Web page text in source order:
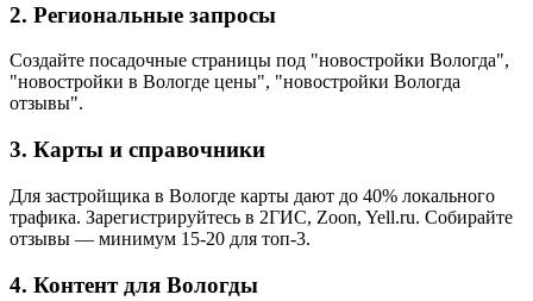
2. Региональные запросы
Создайте посадочные страницы под "новостройки Вологда",
"новостройки в Вологде цены", "новостройки Вологда
отзывы".
3. Карты и справочники
Для застройщика в Вологде карты дают до 40% локального
трафика. Зарегистрируйтесь в 2ГИС, Zoon, Yell.ru. Собирайте
отзывы — минимум 15-20 для топ-3.
4. Контент для Вологды